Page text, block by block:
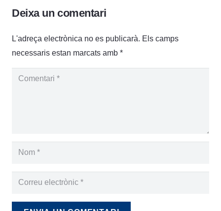
Deixa un comentari
L'adreça electrònica no es publicarà. Els camps
necessaris estan marcats amb *